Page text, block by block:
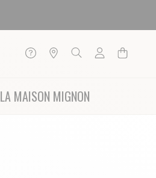
LA MAISON MIGNON